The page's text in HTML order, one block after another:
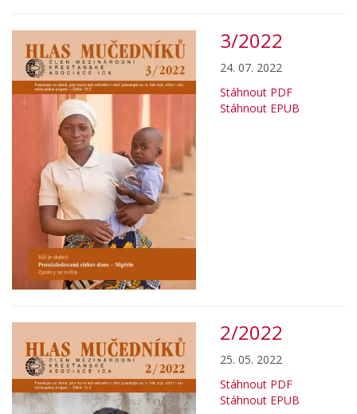
3/2022
24. 07. 2022
Stáhnout PDF
Stáhnout EPUB
2/2022
25. 05. 2022
Stáhnout PDF
Stáhnout EPUB